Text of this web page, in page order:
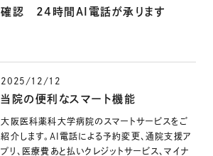
確認 24時間AI電話が承ります
2025/12/12
当院の便利なスマート機能
大阪医科薬科大学病院のスマートサービスをご
紹介します。AI電話による予約変更、通院支援ア
プリ、医療費あと払いクレジットサービス、マイナ